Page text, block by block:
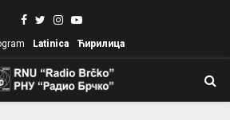
Facebook
TwitterInstagram
Youtube
Latinica Ћирилица